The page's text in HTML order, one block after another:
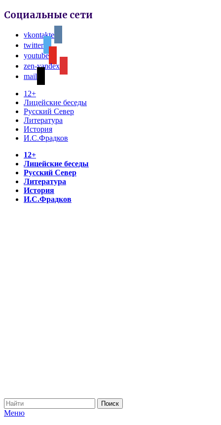
Социальные сети
vkontakte
twitter
youtube
zen-yandex
mail
12+
Лицейские беседы
Русский Север
Литература
История
И.С.Фрадков
12+
Лицейские беседы
Русский Север
Литература
История
И.С.Фрадков
Меню